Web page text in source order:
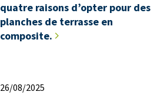
quatre raisons d’opter pour des
planches de terrasse en
composite.
26/08/2025